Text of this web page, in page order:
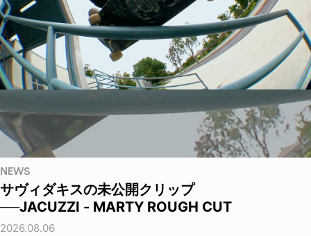
NEWS
サヴィダキスの未公開クリップ
──JACUZZI - MARTY ROUGH CUT
2026.08.06